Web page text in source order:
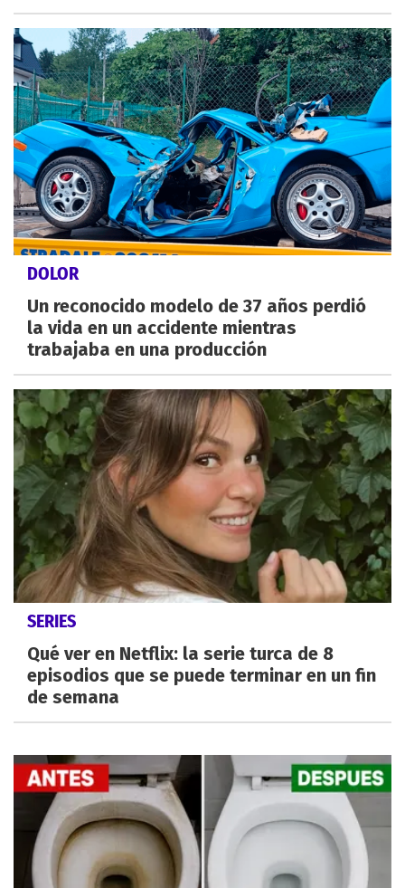
DOLOR
Un reconocido modelo de 37 años perdió
la vida en un accidente mientras
trabajaba en una producción
SERIES
Qué ver en Netflix: la serie turca de 8
episodios que se puede terminar en un fin
de semana